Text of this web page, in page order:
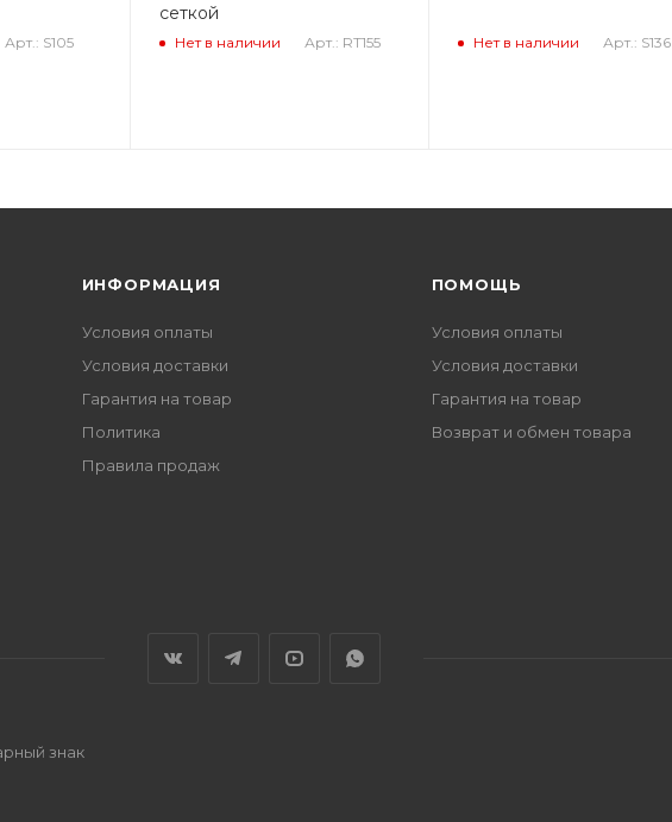
Арт.: S105
сеткой
Нет в наличии Арт.: RT155 Нет в наличии Арт.: S136
ИНФОРМАЦИЯ
Условия оплаты
Условия доставки
Гарантия на товар
Политика
Правила продаж
ПОМОЩЬ
Условия оплаты
Условия доставки
Гарантия на товар
Возврат и обмен товара
знак